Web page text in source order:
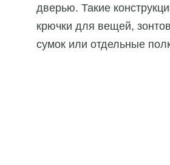
дверью. Такие
крючки для вещей,
сумок или отдельные